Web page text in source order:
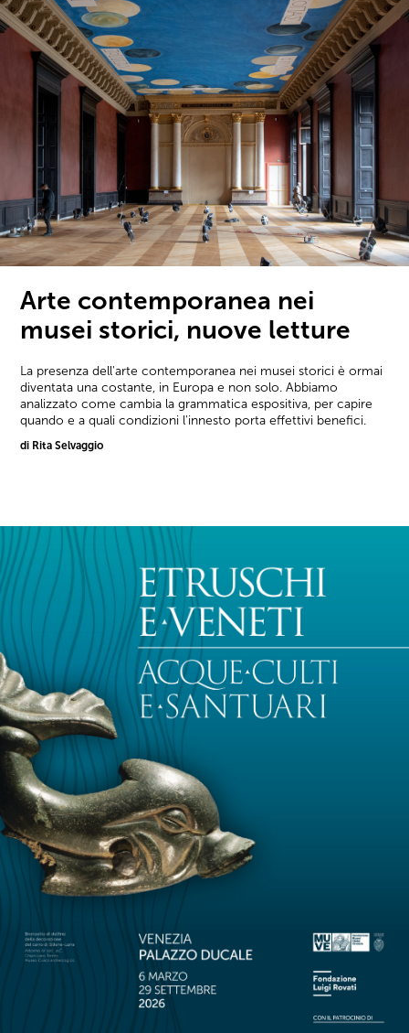
Arte contemporanea nei
musei storici, nuove letture
La presenza dell'arte contemporanea nei musei storici è ormai
diventata una costante, in Europa e non solo. Abbiamo
analizzato come cambia la grammatica espositiva, per capire
quando e a quali condizioni l'innesto porta effettivi benefici.
di Rita Selvaggio